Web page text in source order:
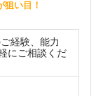
狙い目！
経験、能力
にご相談くだ